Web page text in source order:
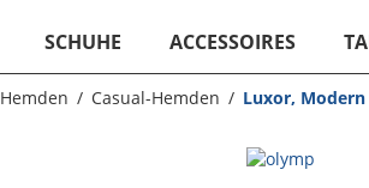
SCHUHE ACCESSOIRES
Hemden Casual-Hemden Luxor,